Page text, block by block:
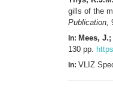
gills of the
Publication,
In: Mees,
130 pp.
In: VLIZ